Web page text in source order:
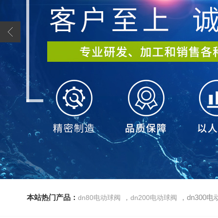
本站热门产品： dn80电动球阀 ， dn200电动球阀 ，dn300电